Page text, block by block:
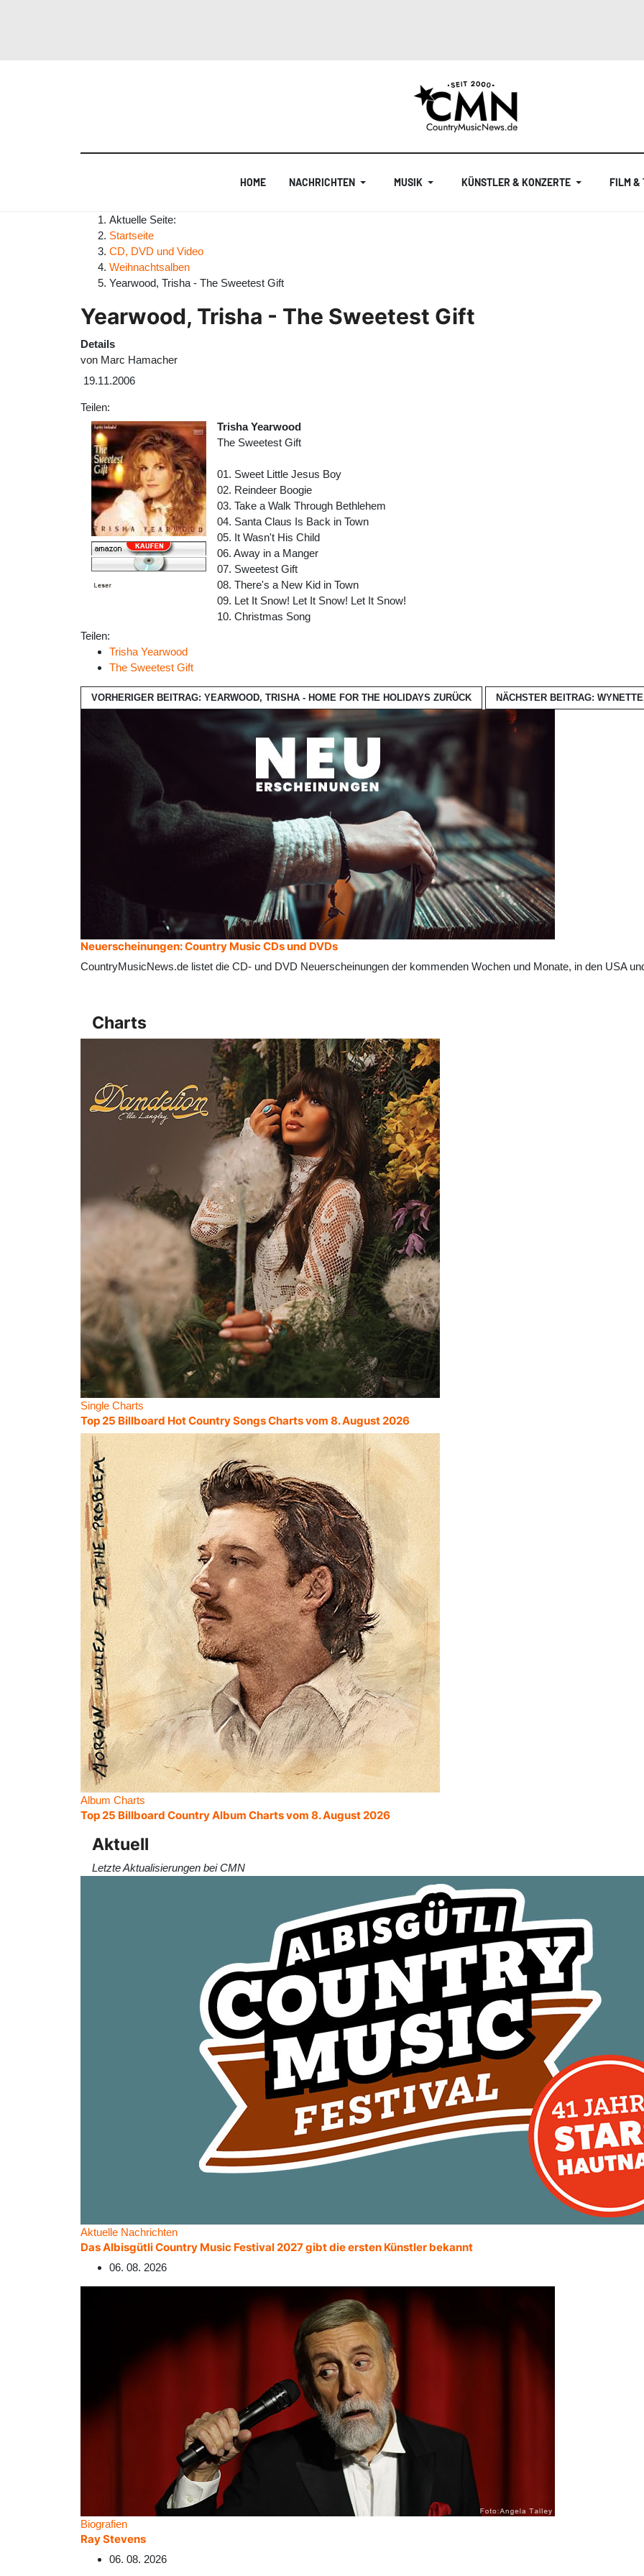
HOME NACHRICHTEN MUSIK KÜNSTLER & KONZERTE FILM &
Aktuelle Seite:
Startseite
CD, DVD und Video
Weihnachtsalben
Yearwood, Trisha - The Sweetest Gift
Yearwood, Trisha - The Sweetest Gift
Details
von Marc Hamacher
19.11.2006
Teilen:
Trisha Yearwood
The Sweetest Gift
01. Sweet Little Jesus Boy
02. Reindeer Boogie
03. Take a Walk Through Bethlehem
04. Santa Claus Is Back in Town
05. It Wasn't His Child
06. Away in a Manger
07. Sweetest Gift
08. There's a New Kid in Town
09. Let It Snow! Let It Snow! Let It Snow!
10. Christmas Song
Teilen:
Trisha Yearwood
The Sweetest Gift
VORHERIGER BEITRAG: YEARWOOD, TRISHA - HOME FOR THE HOLIDAYS ZURÜCK NÄCHSTER BEITRAG:
Neuerscheinungen: Country Music CDs und DVDs
CountryMusicNews.de listet die CD- und DVD Neuerscheinungen der kommenden Wochen und Monate, in den USA
Charts
Single Charts
Top 25 Billboard Hot Country Songs Charts vom 8. August 2026
Album Charts
Top 25 Billboard Country Album Charts vom 8. August 2026
Aktuell
Letzte Aktualisierungen bei CMN
Aktuelle Nachrichten
Das Albisgütli Country Music Festival 2027 gibt die ersten Künstler bekannt
06. 08. 2026
Biografien
Ray Stevens
06. 08. 2026